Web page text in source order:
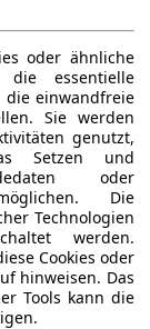
oder ähnliche
essentielle
einwandfreie
Sie werden
genutzt,
Setzen und
oder
Die
Technologien
werden.
Cookies oder
hinweisen. Das
Tools kann die